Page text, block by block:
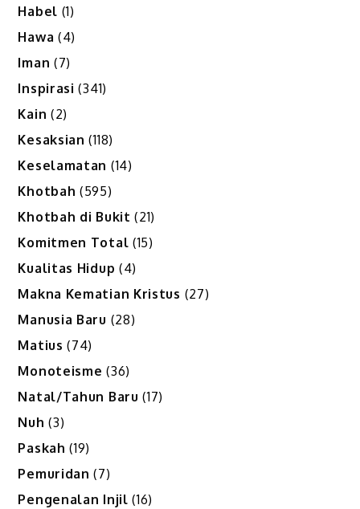
Habel (1)
Hawa (4)
Iman (7)
Inspirasi (341)
Kain (2)
Kesaksian (118)
Keselamatan (14)
Khotbah (595)
Khotbah di Bukit (21)
Komitmen Total (15)
Kualitas Hidup (4)
Makna Kematian Kristus (27)
Manusia Baru (28)
Matius (74)
Monoteisme (36)
Natal/Tahun Baru (17)
Nuh (3)
Paskah (19)
Pemuridan (7)
Pengenalan Injil (16)